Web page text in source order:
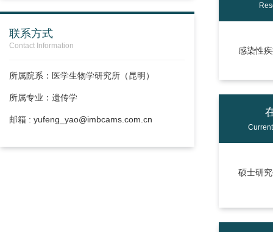
联系方式
Contact Information
所属院系：医学生物学研究所（昆明）
所属专业：遗传学
邮箱 : yufeng_yao@imbcams.com.cn
感染性
硕士研